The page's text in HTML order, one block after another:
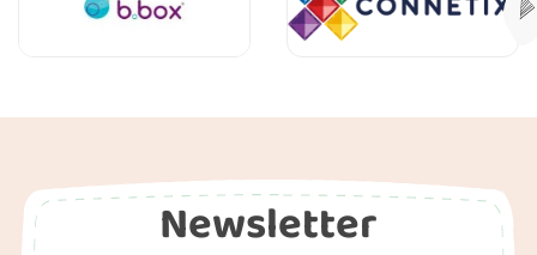
Newsletter